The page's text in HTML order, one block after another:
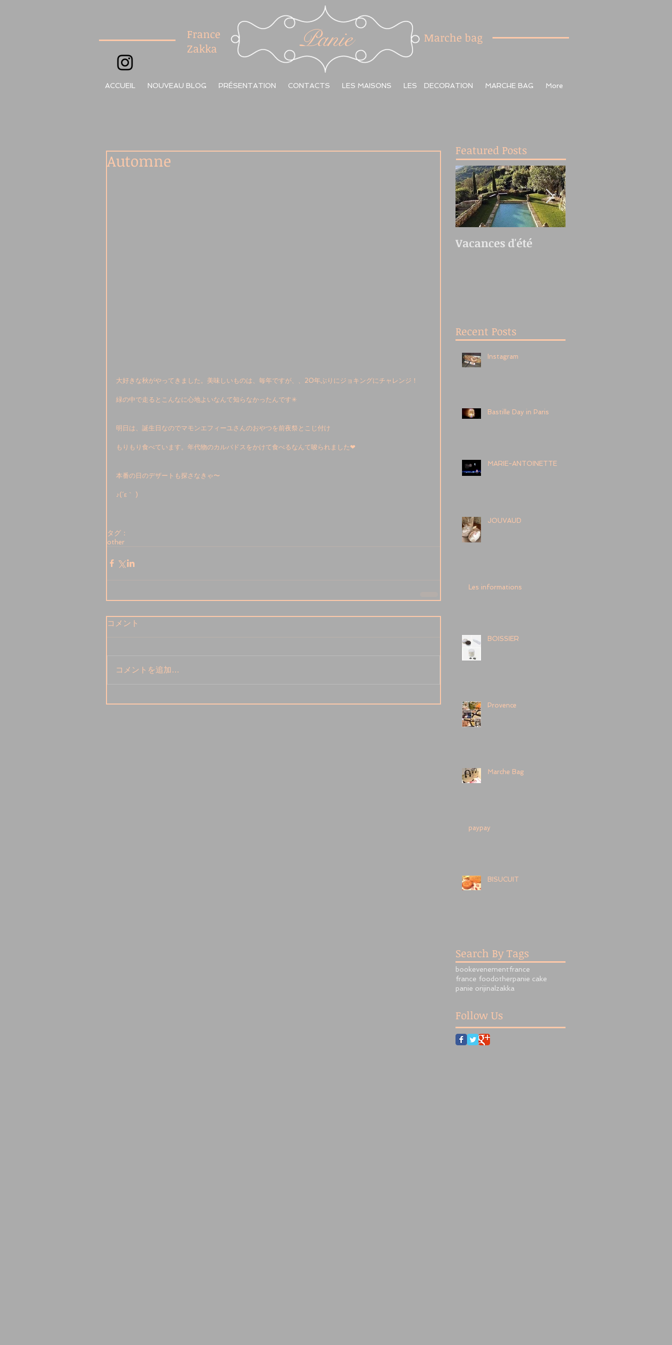
Panie
France
Zakka
Marche bag
ACCUEIL NOUVEAU BLOG PRÉSENTATION CONTACTS LES MAISONS LES DECORATION MARCHE BAG More
Automne
大好きな秋がやってきました。美味しいものは、毎年ですが、、20年ぶりにジョキングにチャレンジ！
緑の中で走るとこんなに心地よいなんて知らなかったんです✳︎
明日は、誕生日なのでマモンエフィーユさんのおやつを前夜祭とこじ付け
もりもり食べています。年代物のカルバドスをかけて食べるなんて唆られました❤︎
本番の日のデザートも探さなきゃ〜
♪(´ε｀ )
タグ：
other
コメント
コメントを追加…
Featured Posts
Vacances d'été
Recent Posts
Instagram
Bastille Day in Paris
MARIE-ANTOINETTE
JOUVAUD
Les informations
BOISSIER
Provence
Marche Bag
paypay
BISUCUIT
Search By Tags
bookevenementfrance
france foodotherpanie cake
panie orijinal zakka
Follow Us